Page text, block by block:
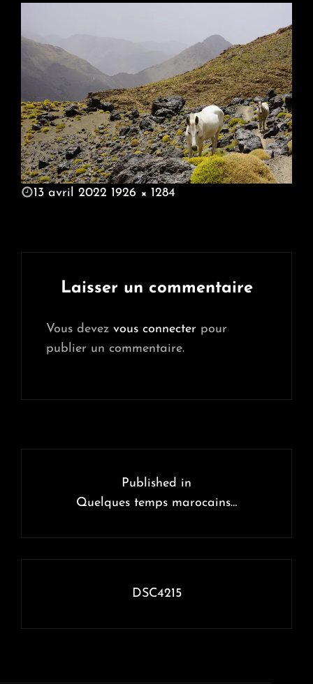
POSTED
13 avril 2022 1926 × 1284
Laisser un commentaire
Vous devez vous connecter pour
publier un commentaire.
l’article
Published in
Quelques temps marocains…
DSC4215